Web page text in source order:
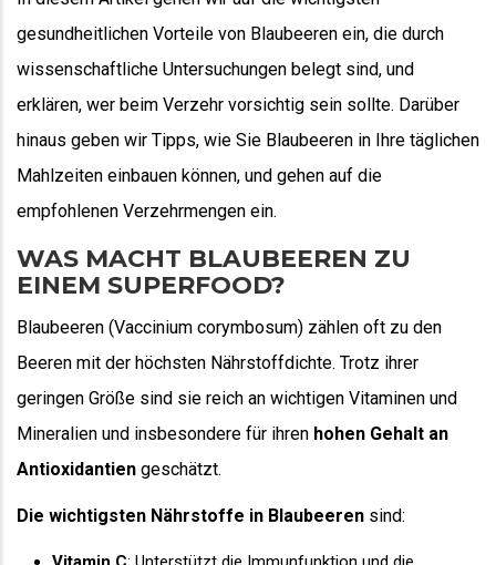
gesundheitlichen Vorteile von Blaubeeren ein, die durch
wissenschaftliche Untersuchungen belegt sind, und
erklären, wer beim Verzehr vorsichtig sein sollte. Darüber
hinaus geben wir Tipps, wie Sie Blaubeeren in Ihre täglichen
Mahlzeiten einbauen können, und gehen auf die
empfohlenen Verzehrmengen ein.
WAS MACHT BLAUBEEREN ZU
EINEM SUPERFOOD?
Blaubeeren (Vaccinium corymbosum) zählen oft zu den
Beeren mit der höchsten Nährstoffdichte. Trotz ihrer
geringen Größe sind sie reich an wichtigen Vitaminen und
Mineralien und insbesondere für ihren hohen Gehalt an
Antioxidantien geschätzt.
Die wichtigsten Nährstoffe in Blaubeeren sind: